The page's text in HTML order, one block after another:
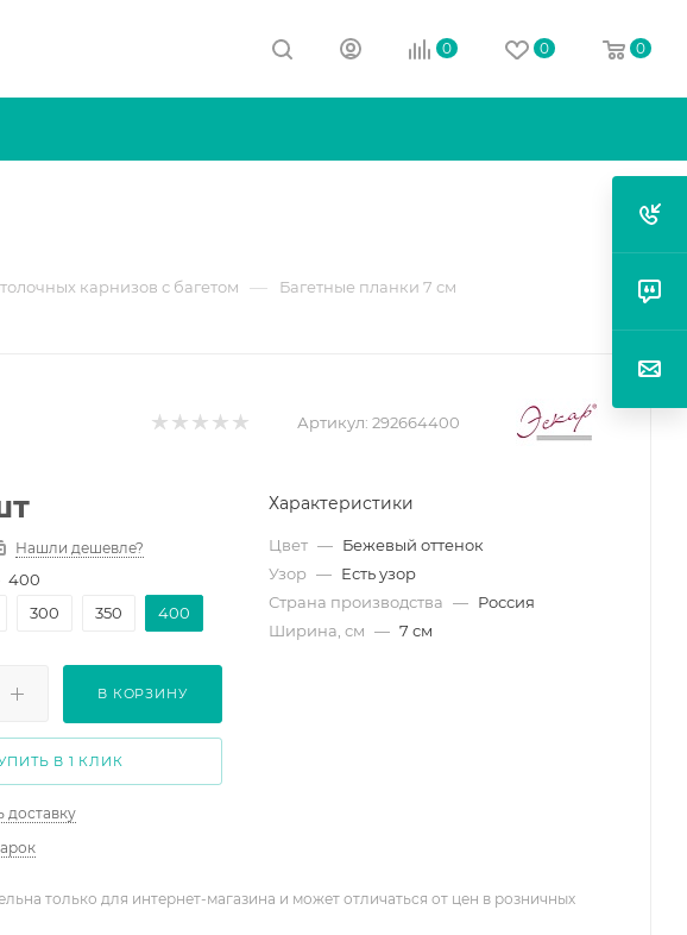
0 0 0
карнизов с багетом — Багетные планки 7 см
Артикул: 292664400
Нашли дешевле?
400
300 350 400
В КОРЗИНУ
В 1 КЛИК
доставку
Характеристики
Цвет — Бежевый оттенок
Узор — Есть узор
Страна производства — Россия
Ширина, см — 7 см
только для интернет-магазина и может отличаться от цен в розничных